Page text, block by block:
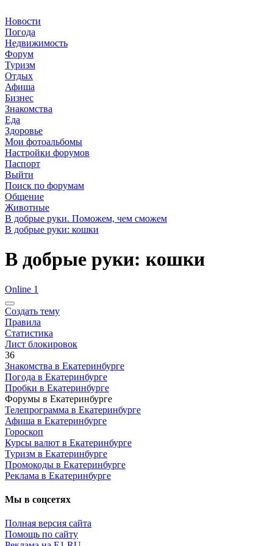
Новости
Погода
Недвижимость
Форум
Туризм
Отдых
Афиша
Бизнес
Знакомства
Еда
Здоровье
Мои фотоальбомы
Настройки форумов
Паспорт
Выйти
Поиск по форумам
Общение
Животные
В добрые руки. Поможем, чем сможем
В добрые руки: кошки
В добрые руки: кошки
Online 1
Создать тему
Правила
Статистика
Лист блокировок
36
Знакомства в Екатеринбурге
Погода в Екатеринбурге
Пробки в Екатеринбурге
Форумы в Екатеринбурге
Телепрограмма в Екатеринбурге
Афиша в Екатеринбурге
Гороскоп
Курсы валют в Екатеринбурге
Туризм в Екатеринбурге
Промокоды в Екатеринбурге
Реклама в Екатеринбурге
Мы в соцсетях
Полная версия сайта
Помощь по сайту